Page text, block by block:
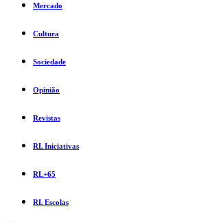
Mercado
Cultura
Sociedade
Opinião
Revistas
RL Iniciativas
RL+65
RL Escolas